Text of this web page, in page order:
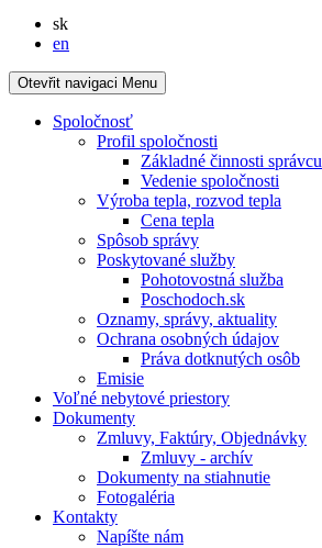
skSlovensky
en
Otevřit navigaci Menu
Spoločnosť
Profil spoločnosti
Základné činnosti správcu
Vedenie spoločnosti
Výroba tepla, rozvod tepla
Cena tepla
Spôsob správy
Poskytované služby
Pohotovostná služba
Poschodoch.sk
Oznamy, správy, aktuality
Ochrana osobných údajov
Práva dotknutých osôb
Emisie
Voľné nebytové priestory
Dokumenty
Zmluvy, Faktúry, Objednávky
Zmluvy - archív
Dokumenty na stiahnutie
Fotogaléria
Kontakty
Napíšte nám